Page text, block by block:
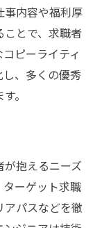
事内容や福利厚
とで、求職者
ピーライティ
、多くの優秀
。
抱えるニーズ
ーゲット求職
パスなどを徹